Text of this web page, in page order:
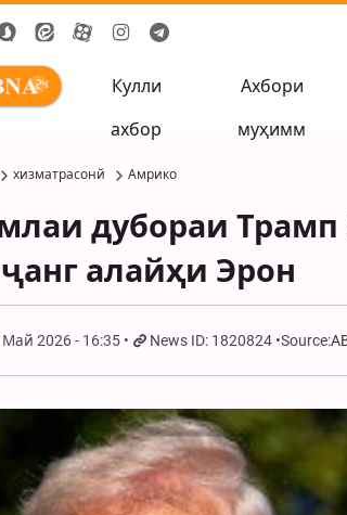
Кулли
ахбор
Ахбори
муҳимм
хизматрасонй Амрико
дубораи Трамп
алайҳи Эрон
Май 2026 - 16:35 News ID: 1820824 Source: